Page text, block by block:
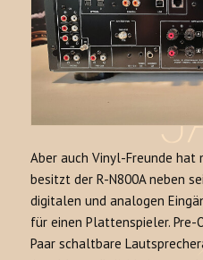
Aber auch Vinyl-Freunde hat
besitzt der R-N800A neben
digitalen und analogen
für einen Plattenspieler. Pre-
Paar schaltbare